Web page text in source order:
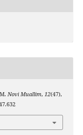
Novi Muallim, 12(47),